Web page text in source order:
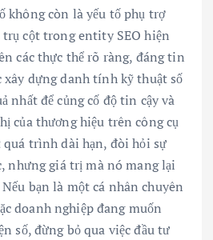
không còn là yếu tố phụ trợ
cột trong entity SEO hiện
các thực thể rõ ràng, đáng tin
dựng danh tính kỹ thuật số
nhất để củng cố độ tin cậy và
của thương hiệu trên công cụ
trình dài hạn, đòi hỏi sự
nhưng giá trị mà nó mang lại
bạn là một cá nhân chuyên
doanh nghiệp đang muốn
số, đừng bỏ qua việc đầu tư